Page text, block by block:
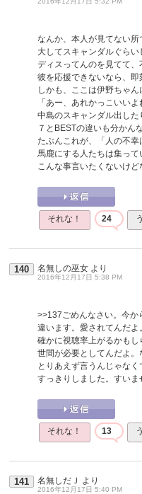
なんか、本人が見てない所
大してスキャンダルぐら
ディスってんのを見てて、
彼を応援できないなら、即
しかも、ここは伊野ちゃん
「あー、あれかっこいい
中島のスキャンダル出した
７とBESTの違いも分かん
たぶんこれが、「人の不
馬鹿にする人たちは集って
こんな事言いたくないけど
それな！ 24
140 名無しの巫女 より
2016年12月17日 5:38 PM
>>137ごめんなさい。今か
違います。愛されてんだよ
確かに視聴率上がるかも
世間が必要としてんだよ
とりあえず言うんじゃなく
すっきりしました。すいま
それな！ 13
141 名無しだＪ より
2016年12月17日 5:40 PM